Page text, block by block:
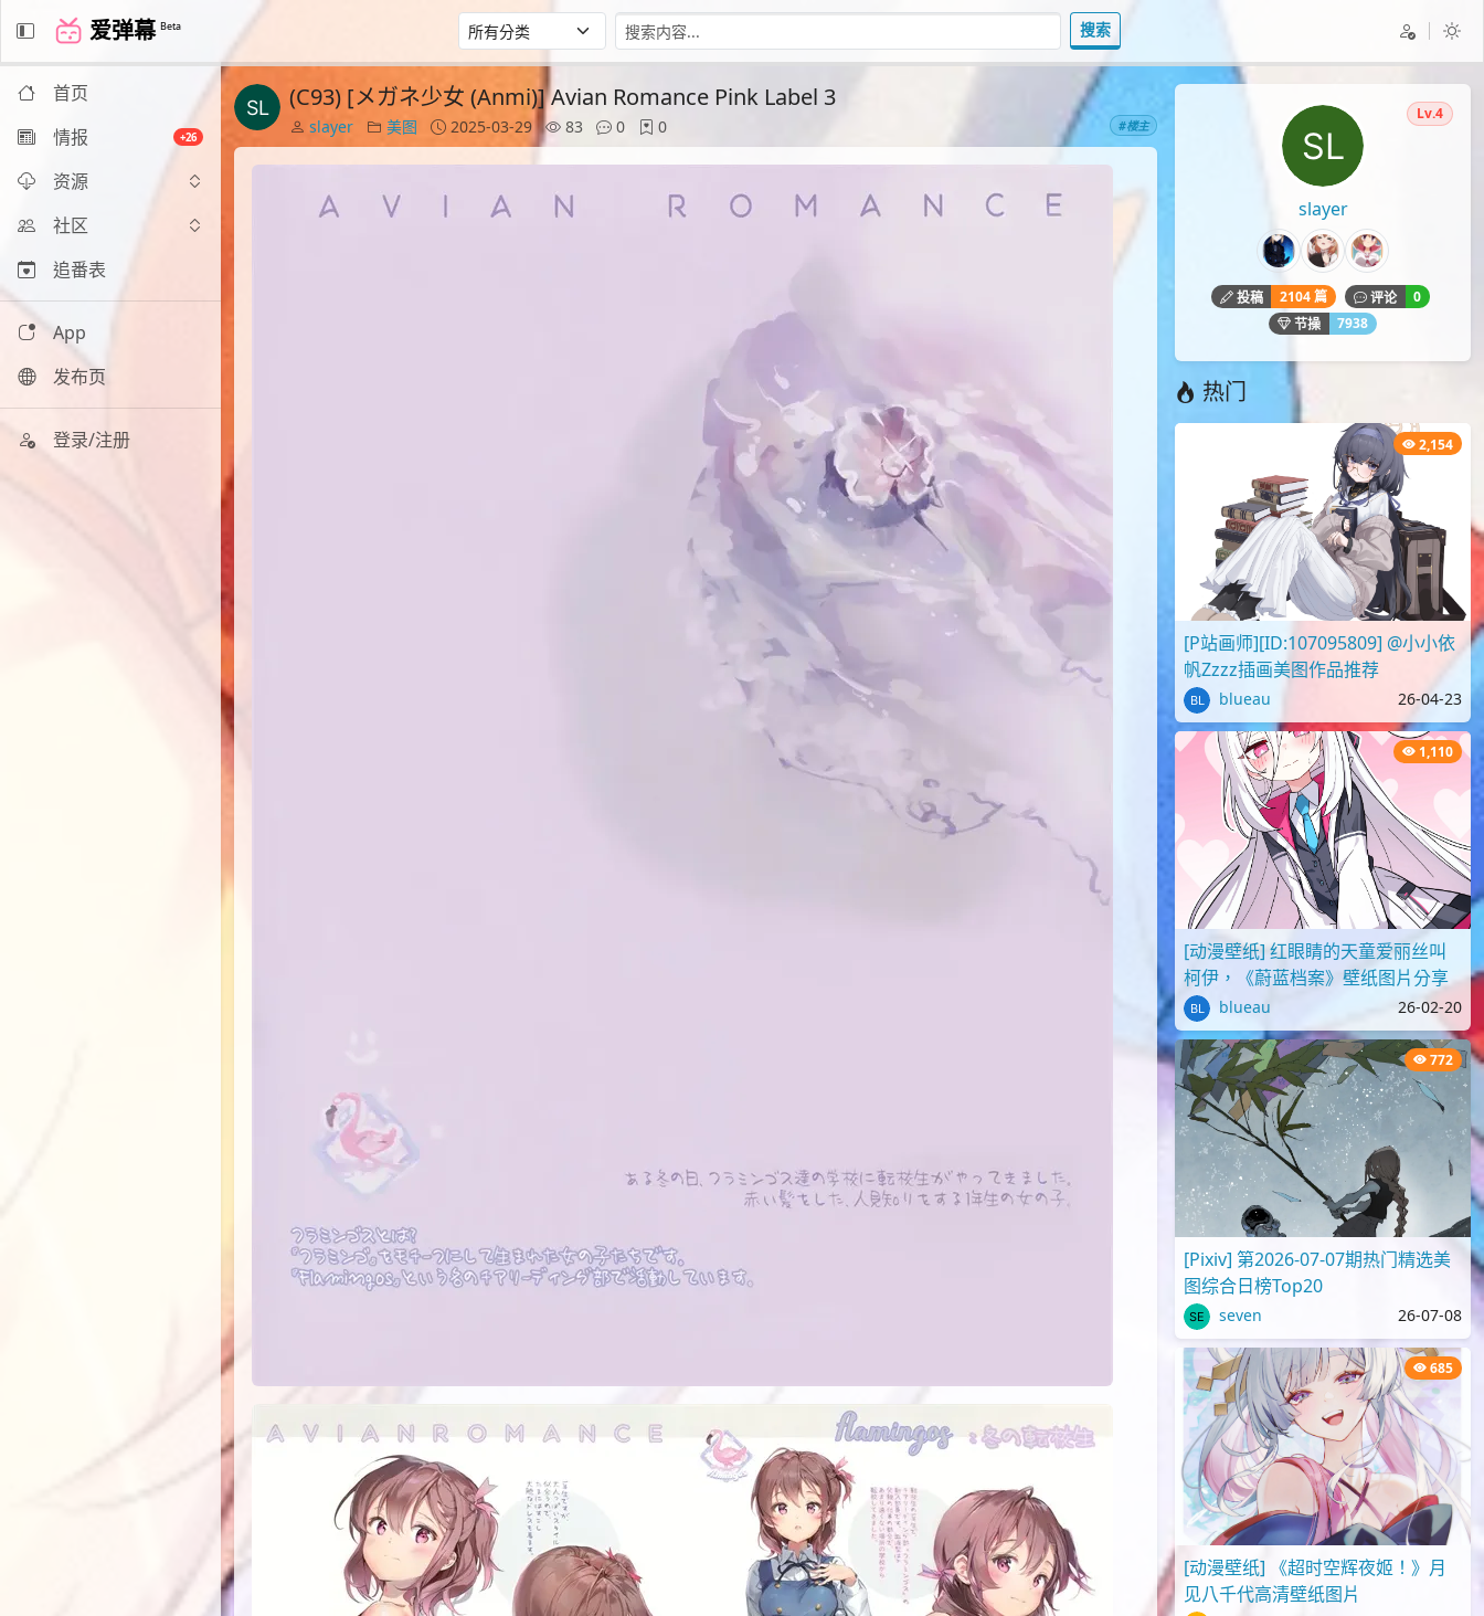
爱弹幕 Beta 搜索
首页
情报
+26
资源
社区
追番表
App
发布页
登录/注册
(C93) [メガネ少女 (Anmi)] Avian Romance Pink Label 3
slayer 美图 2025-03-29 83 0 0 #楼主
slayer
Lv.4
投稿 2104 篇 评论
0
节操
7938
热门
2,154
[P站画师][ID:107095809] @小小依
帆Zzzz插画美图作品推荐
blueau 26-04-23
1,110
[动漫壁纸] 红眼睛的天童爱丽丝叫
柯伊，《蔚蓝档案》壁纸图片分享
blueau 26-02-20
772
[Pixiv] 第2026-07-07期热门精选美
图综合日榜Top20
seven 26-07-08
685
[动漫壁纸] 《超时空辉夜姬！》月
见八千代高清壁纸图片